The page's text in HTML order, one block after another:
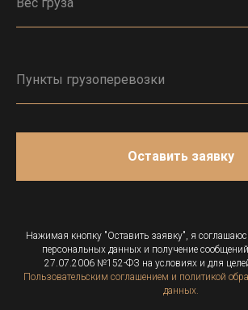
Оставить заявку
Нажимая кнопку "Оставить заявку", я
персональных данных и получение
27.07.2006 №152-ФЗ на условиях и для
Пользовательским соглашением и политикой
данных.